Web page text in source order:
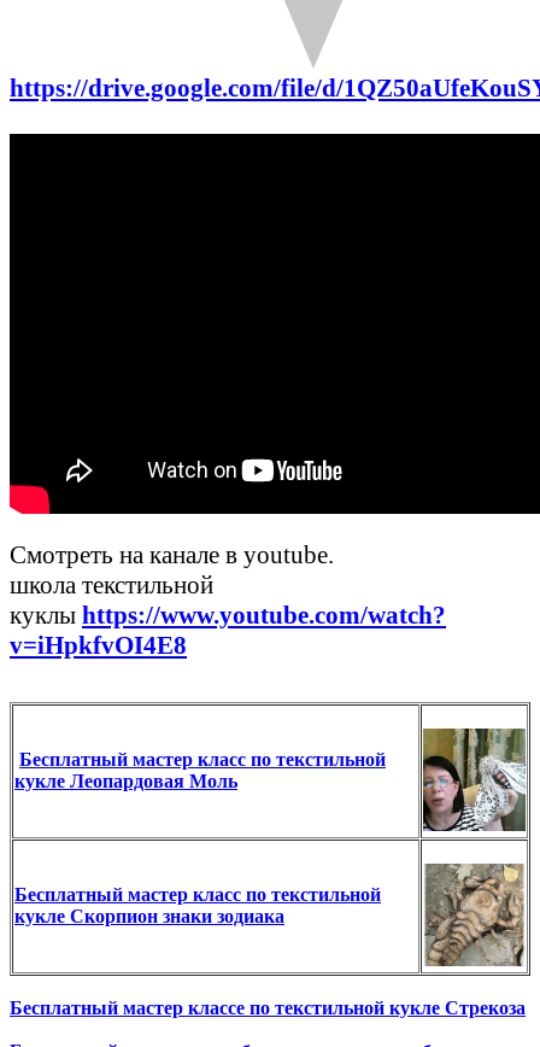
https://drive.google.com/file/d/
Смотреть на канале в youtube.
школа текстильной
куклы https://www.youtube.com/watch?
v=iHpkfvOI4E8
Бесплатный мастер класс по текстильной
кукле Леопардовая Моль
Бесплатный мастер класс по текстильной
кукле Скорпион знаки зодиака
Бесплатный мастер классе по текстильной кукле Стрекоза